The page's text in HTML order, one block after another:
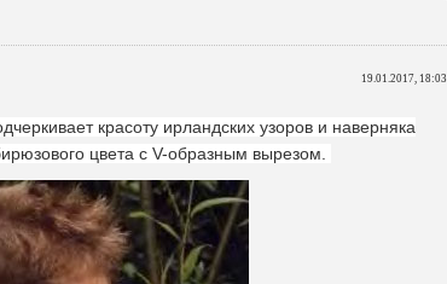
19.01.2017, 18:03
красоту ирландских узоров и наверняка
цвета с V-образным вырезом.